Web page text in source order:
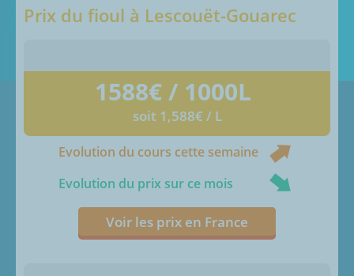
Prix du fioul à Lescouët-Gouarec
1588€ / 1000L
soit 1,588€ / L
Evolution du cours cette semaine
Evolution du prix sur ce mois
Voir les prix en France